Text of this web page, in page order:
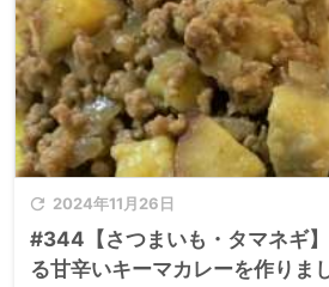
 2024年11月26日
#344【さつまいも・タマネギ
る甘辛いキーマカレーを作りま